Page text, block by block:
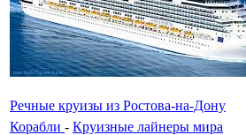
Речные круизы из Ростова-на-Дону
Корабли - Круизные лайнеры мира